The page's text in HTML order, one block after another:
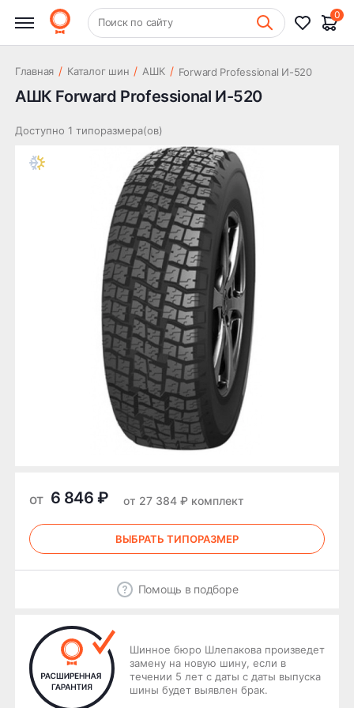
+7 (831) 261-35-35 Шиномонтаж
Поиск по сайту
0
Главная / Каталог шин / АШК / Forward Professional И-520
АШК Forward Professional И-520
Доступно 1 типоразмера(ов)
от 6 846 ₽ от 27 384 ₽ комплект
ВЫБРАТЬ ТИПОРАЗМЕР
Помощь в подборе
Шинное бюро Шлепакова произведет
замену на новую шину, если в
течении 5 лет с даты с даты выпуска
шины будет выявлен брак.